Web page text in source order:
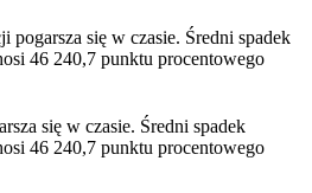
pogarsza się w czasie. Średni spadek
46 240,7 punktu procentowego
się w czasie. Średni spadek
46 240,7 punktu procentowego